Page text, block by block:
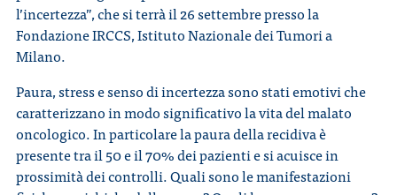
ITA ENG
l’incertezza”, che si terrà il 26 settembre presso la
Fondazione IRCCS, Istituto Nazionale dei Tumori a
Milano.
Paura, stress e senso di incertezza sono stati emotivi che
caratterizzano in modo significativo la vita del malato
oncologico. In particolare la paura della recidiva è
presente tra il 50 e il 70% dei pazienti e si acuisce in
prossimità dei controlli. Quali sono le manifestazioni